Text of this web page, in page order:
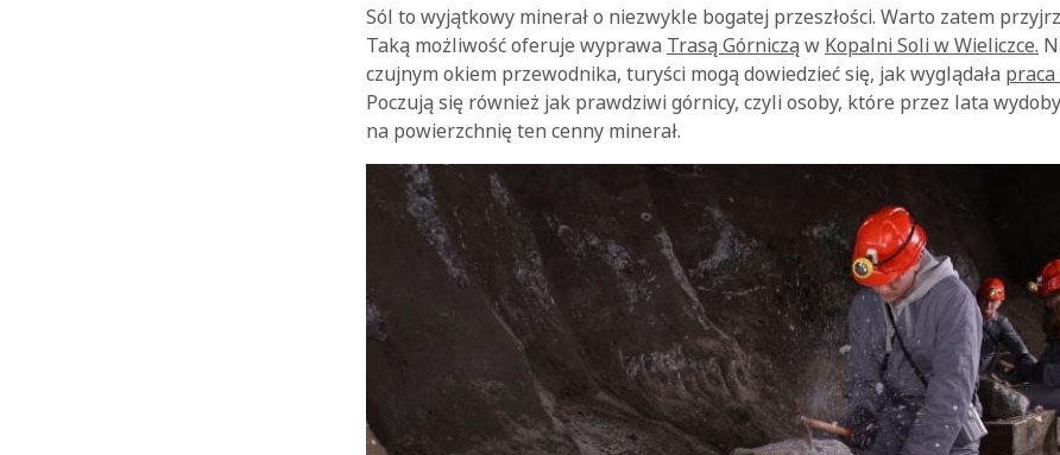
Sól to wyjątkowy minerał o niezwykle bogatej przeszłości. Warto zatem
Taką możliwość oferuje wyprawa Trasą Górniczą w Kopalni Soli w Wieliczce.
czujnym okiem przewodnika, turyści mogą dowiedzieć się, jak wyglądała
Poczują się również jak prawdziwi górnicy, czyli osoby, które przez lata
na powierzchnię ten cenny minerał.